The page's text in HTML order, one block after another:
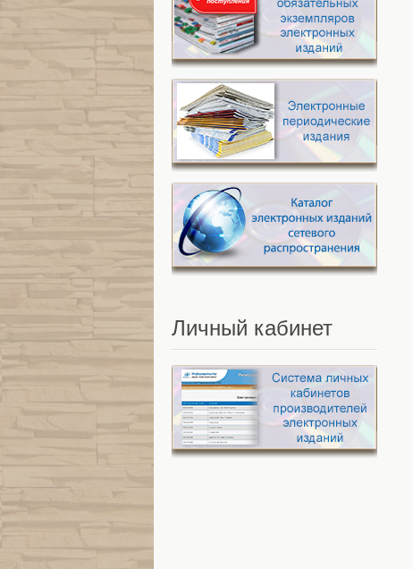
Личный кабинет